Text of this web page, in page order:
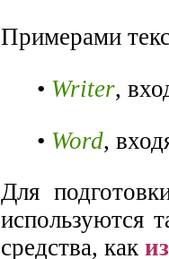
Примерами
• Writer,
• Word,
Для
используются
средства, как